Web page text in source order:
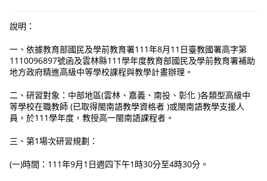
說明：
一、依據教育部國民及學前教育署111年8月11日臺教國署高字第
1110096897號函及雲林縣111學年度教育部國民及學前教育署補助
地方政府精進高級中等學校課程與教學計畫辦理。
二、研習對象：中部地區(雲林、嘉義、南投、彰化 )各類型高級中
等學校在職教師 (已取得閩南語教學資格者 )或閩南語教學支援人
員，於111學年度，教授高一閩南語課程者。
三、第1場次研習規劃：
(一)時間：111年9月1日週四下午1時30分至4時30分。